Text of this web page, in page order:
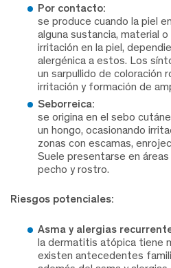
Por contacto:
se produce cuando la piel
alguna sustancia, material
irritación en la piel,
alergénica a estos. Los
un sarpullido de coloración
irritación y formación de
Seborreica:
se origina en el sebo
un hongo, ocasionando
zonas con escamas,
Suele presentarse en
pecho y rostro.
Riesgos potenciales:
Asma y alergias
la dermatitis atópica tiene
existen antecedentes